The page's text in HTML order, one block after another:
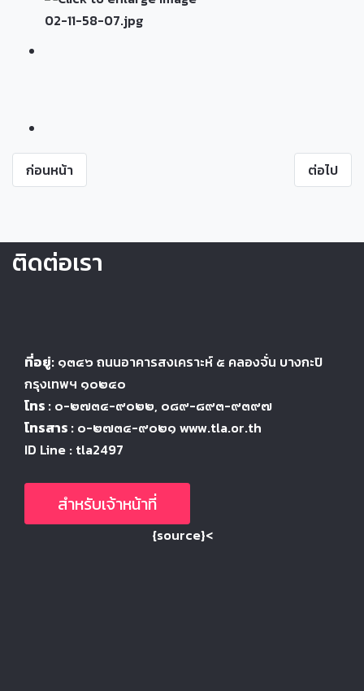
ก่อนหน้า ต่อไป
ติดต่อเรา
ที่อยู่: ๑๓๔๖ ถนนอาคารสงเคราะห์ ๕ คลองจั่น บางกะปิ
กรุงเทพฯ ๑๐๒๔๐
โทร : ๐-๒๗๓๔-๙๐๒๒, ๐๘๙-๘๙๓-๙๓๙๗
โทรสาร : ๐-๒๗๓๔-๙๐๒๑ www.tla.or.th
ID Line : tla2497
สำหรับเจ้าหน้าที่
{source}<